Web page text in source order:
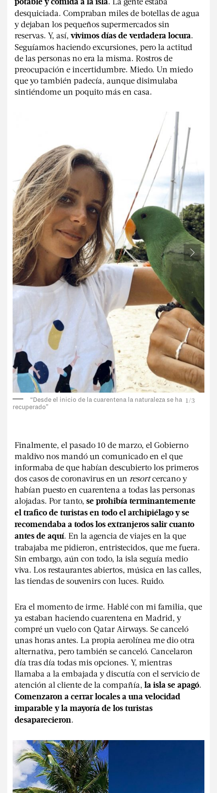
desquiciada. Compraban miles de botellas de agua
y dejaban los pequeños supermercados sin
reservas. Y, así, vivimos días de verdadera locura.
Seguíamos haciendo excursiones, pero la actitud
de las personas no era la misma. Rostros de
preocupación e incertidumbre. Miedo. Un miedo
que yo también padecía, aunque disimulaba
sintiéndome un poquito más en casa.
“Desde el inicio de la cuarentena la naturaleza se ha
recuperado”
1/3
Finalmente, el pasado 10 de marzo, el Gobierno
maldivo nos mandó un comunicado en el que
informaba de que habían descubierto los primeros
dos casos de coronavirus en unresortcercano y
habían puesto en cuarentena a todas las personas
alojadas. Por tanto, se prohibía terminantemente
el trafico de turistas en todo el archipiélago y se
recomendaba a todos los extranjeros salir cuanto
antes de aquí. En la agencia de viajes en la que
trabajaba me pidieron, entristecidos, que me fuera.
Sin embargo, aún con todo, la isla seguía medio
viva. Los restaurantes abiertos, música en las calles,
las tiendas de souvenirs con luces. Ruido.
Era el momento de irme. Hablé con mi familia, que
ya estaban haciendo cuarentena en Madrid, y
compré un vuelo con Qatar Airways. Se canceló
unas horas antes. La propia aerolínea me dio otra
alternativa, pero también se canceló. Cancelaron
día tras día todas mis opciones. Y, mientras
llamaba a la embajada y discutía con el servicio de
atención al cliente de la compañía, la isla se apagó.
Comenzaron a cerrar locales a una velocidad
imparable y la mayoría de los turistas
desaparecieron.